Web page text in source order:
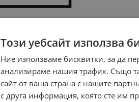
Този уебсайт използва
Ние използваме бисквитки, за да
анализираме нашия трафик. Също
сайт от ваша страна с нашите
с друга информация, която сте им